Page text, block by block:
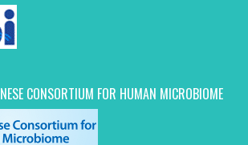
CONSORTIUM FOR HUMAN MICROBIOME